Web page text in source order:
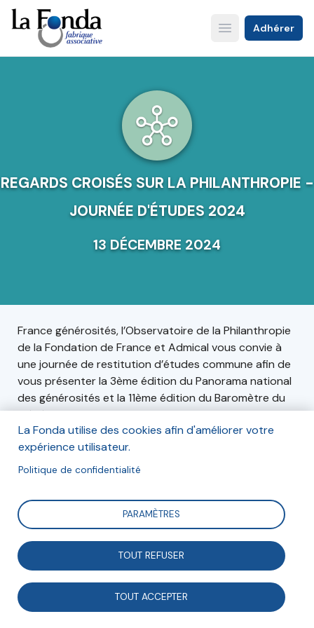
Aller
au
contenu
principal
Open main menu
Adhérer
REGARDS CROISÉS SUR LA PHILANTHROPIE -
JOURNÉE D'ÉTUDES 2024
13 DÉCEMBRE 2024
France générosités, l’Observatoire de la Philanthropie
de la Fondation de France et Admical vous convie à
une journée de restitution d’études commune afin de
vous présenter la 3ème édition du Panorama national
des générosités et la 11ème édition du Baromètre du
mécénat d’entreprise en France.
Informations
Le vendredi 13 décembre 2024, de 9h00 à 17h30.
Espace Reuilly, 21 rue Antoine-Julien Hénard, 75012
Paris.
Inscription
La Fonda utilise des cookies afin d'améliorer votre
expérience utilisateur.
Politique de confidentialité
PARAMÈTRES
TOUT REFUSER
TOUT ACCEPTER